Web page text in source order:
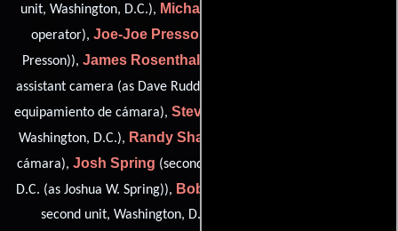
unit, Washington, D.C.), Michael E. Little
operator), Joe-Joe Presson
Presson)), James Rosenthal
assistant camera (as Dave Rudd)),
equipamiento de cámara), Steve Seitz
Washington, D.C.), Randy Shanofsky
cámara), Josh Spring (second grip: second unit, Washington,
D.C. (as Joshua W. Spring)), Bob Waybright
second unit, Washington, D.C. (as Robert Waybright)) y